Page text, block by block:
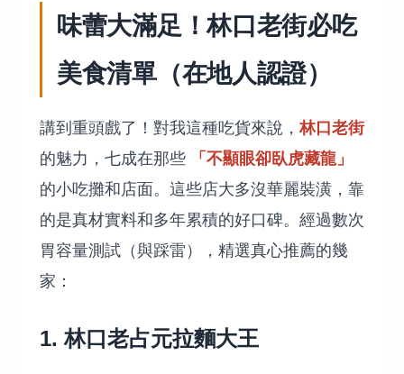
味蕾大滿足！林口老街必吃
美食清單（在地人認證）
講到重頭戲了！對我這種吃貨來說，林口老街
的魅力，七成在那些 「不顯眼卻臥虎藏龍」
的小吃攤和店面。這些店大多沒華麗裝潢，靠
的是真材實料和多年累積的好口碑。經過數次
胃容量測試（與踩雷），精選真心推薦的幾
家：
1. 林口老占元拉麵大王